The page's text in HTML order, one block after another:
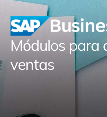
Módulos para
ventas